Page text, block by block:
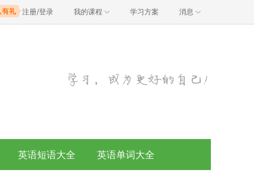
注册/登录 我的课程 学习方案 消息
英语短语大全 英语单词大全